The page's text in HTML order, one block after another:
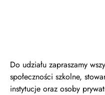
Do udziału zapraszamy
społeczności szkolne,
instytucje oraz osoby